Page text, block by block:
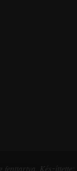
fenttartva. Készíttette: